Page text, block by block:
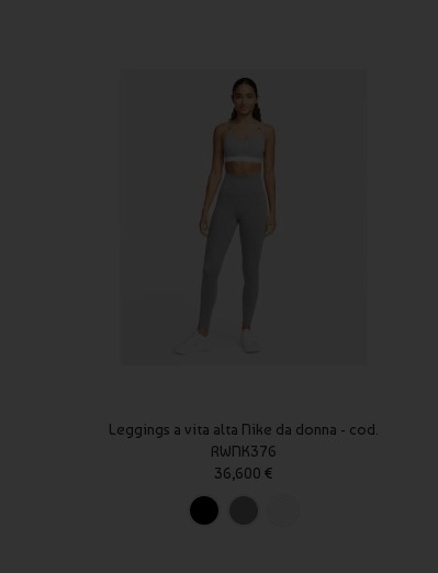
Leggings a vita alta Nike da donna - cod.
RWNK376
36,600 €